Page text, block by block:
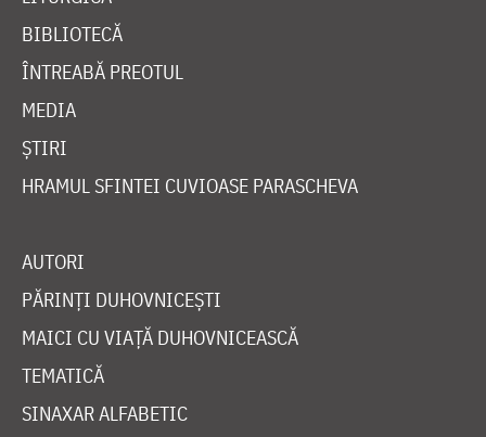
BIBLIOTECĂ
ÎNTREABĂ PREOTUL
MEDIA
ȘTIRI
HRAMUL SFINTEI CUVIOASE PARASCHEVA
AUTORI
PĂRINȚI DUHOVNICEȘTI
MAICI CU VIAȚĂ DUHOVNICEASCĂ
TEMATICĂ
SINAXAR ALFABETIC